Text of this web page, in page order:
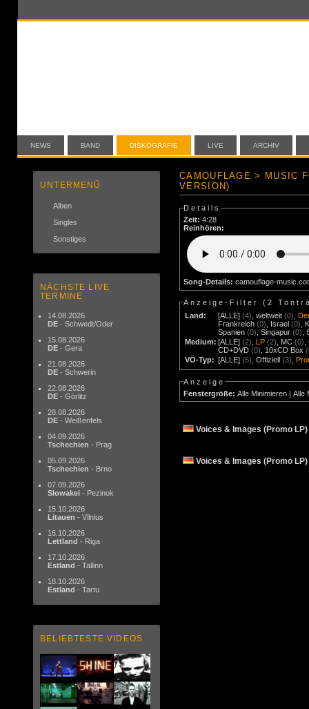
NEWS BAND DISKOGRAFIE LIVE ARCHIV
UNTERMENÜ
Alben
Singles
Sonstiges
NÄCHSTE LIVE
TERMINE
14.08.2026
DE - Schwedt/Oder
15.08.2026
DE - Gera
21.08.2026
DE - Schwerin
22.08.2026
DE - Görlitz
28.08.2026
DE - Weißenfels
04.09.2026
Tschechien - Prag
05.09.2026
Tschechien - Brno
07.09.2026
Slowakei - Pezinok
15.10.2026
Litauen - Vilnius
16.10.2026
Lettland - Riga
17.10.2026
Estland - Tallinn
18.10.2026
Estland - Tartu
BELIEBTESTE VIDEOS
CAMOUFLAGE > MUSIC
VERSION)
Details
Zeit: 4:28
Reinhören:
Song-Details: camouflage-
Anzeige-Filter (2
Land:
[ALLE] (4) ,weltweit (0)
Frankreich (0) Israel (0)
Spanien (0) ,Singapur (0) ,
Medium: [ALLE] (2) LP (2) MC (0) ,
CD+DVD (0) 10xCD Box
VÖ-Typ: [ALLE] (5) ,Offiziell (3)
Anzeige
Fenstergröße: Alle Minimieren |Alle
Voices & Images (Promo LP)
Voices & Images (Promo LP)